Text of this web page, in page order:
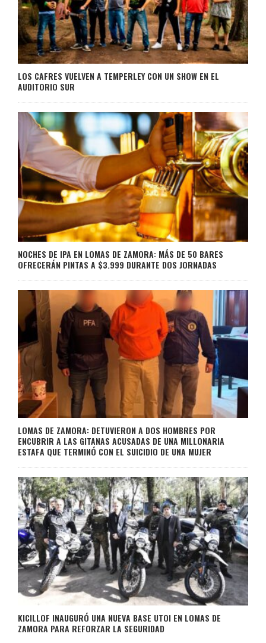
LOS CAFRES VUELVEN A TEMPERLEY CON UN SHOW EN EL
AUDITORIO SUR
NOCHES DE IPA EN LOMAS DE ZAMORA: MÁS DE 50 BARES
OFRECERÁN PINTAS A $3.999 DURANTE DOS JORNADAS
LOMAS DE ZAMORA: DETUVIERON A DOS HOMBRES POR
ENCUBRIR A LAS GITANAS ACUSADAS DE UNA MILLONARIA
ESTAFA QUE TERMINÓ CON EL SUICIDIO DE UNA MUJER
KICILLOF INAUGURÓ UNA NUEVA BASE UTOI EN LOMAS DE
ZAMORA PARA REFORZAR LA SEGURIDAD